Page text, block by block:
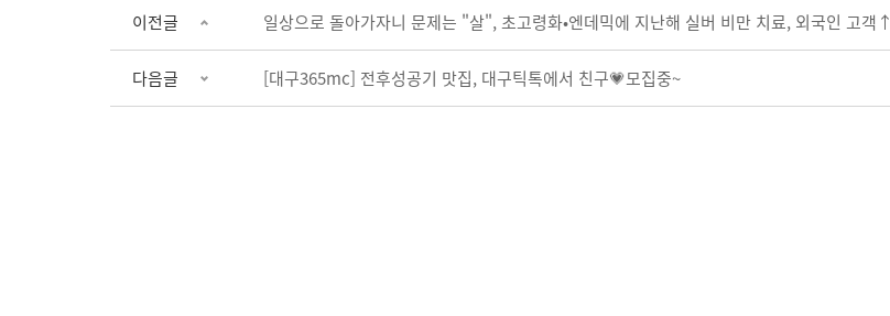
이전글 일상으로 돌아가자니 문제는 "살", 초고령화•엔데믹에 지난해 실버 비만 치료, 외국인 고객↑
다음글 [대구365mc] 전후성공기 맛집, 대구틱톡에서 친구💗모집중~